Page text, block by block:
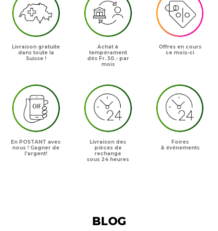
Livraison gratuite
dans toute la
Suisse !
Achat à
tempérament
dès Fr. 50.- par
mois
Offres en cours
ce mois-ci
En POSTANT avec
nous ! Gagner de
l'argent!
Livraison des
pièces de
rechange
sous 24 heures
Foires
& événements
BLOG